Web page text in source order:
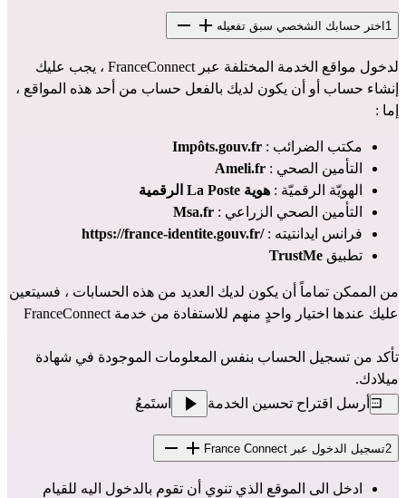
1 اختر حسابك الشخصي سبق تفعيله
إما :
مكتب الضرائب : Impôts.gouv.fr
التأمين الصحي : Ameli.fr
الهويّة الرقميّة : هوية La Poste الرقمية
التأمين الصحي الزراعي : Msa.fr
فرانس ايدانتيته : https://france-identite.gouv.fr/
تطبيق TrustMe
عليك عندها اختيار واحدٍ منهم للاستفادة من خدمة FranceConnect
ميلادك.
أرسل اقتراح تحسين الخدمة
استَمعُ
2تسجيل الدخول عبر France Connect
ادخل الى الموقع الذي تنوي أن تقوم بالدخول اليه للقيام